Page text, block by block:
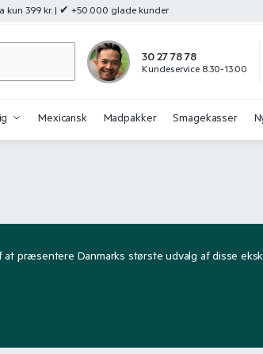
399 kr. | ✔ +50.000 glade kunder
30 27 78 78
Kundeservice 8.30-13.00
Mexicansk Madpakker Smagekasser
præsentere Danmarks største udvalg af disse